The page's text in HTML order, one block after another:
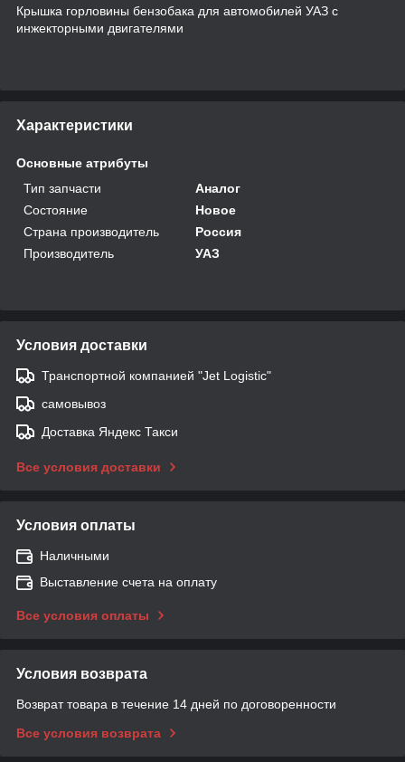
Крышка горловины бензобака для автомобилей УАЗ с
инжекторными двигателями
Характеристики
Основные атрибуты
Тип запчасти
Аналог
Состояние
Новое
Страна производитель
Россия
Производитель
УАЗ
Условия доставки
Транспортной компанией "Jet Logistic"
самовывоз
Доставка Яндекс Такси
Все условия доставки
Условия оплаты
Наличными
Выставление счета на оплату
Все условия оплаты
Условия возврата
Возврат товара в течение 14 дней по договоренности
Все условия возврата